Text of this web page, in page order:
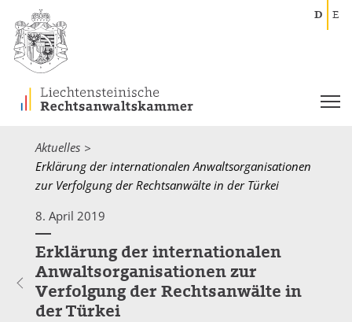
D E
Aktuelles
Current:
Erklärung der internationalen Anwaltsorganisationen
zur Verfolgung der Rechtsanwälte in der Türkei
8. April 2019
Erklärung der internationalen
Anwaltsorganisationen zur
Verfolgung der Rechtsanwälte in
der Türkei